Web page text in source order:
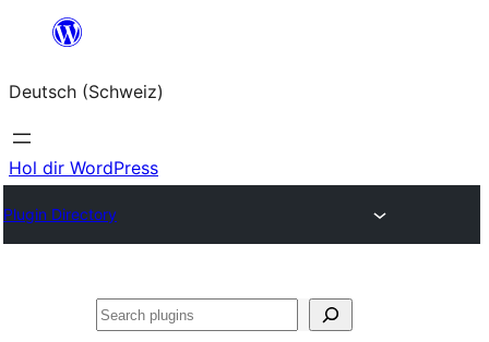
springen
Deutsch (Schweiz)
Hol dir WordPress
Plugin Directory
Suchen